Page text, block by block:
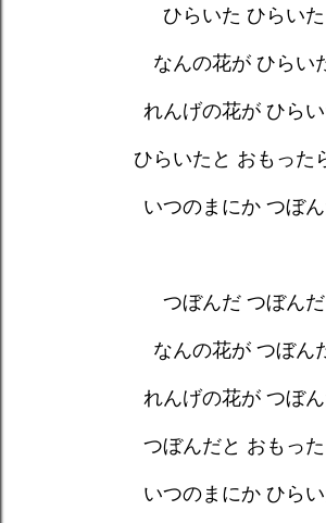
ひらいた ひらいた
なんの花が ひらい
れんげの花が ひら
ひらいたと おもった
いつのまにか つぼ
つぼんだ つぼんだ
なんの花が つぼん
れんげの花が つぼ
つぼんだと おもっ
いつのまにか ひら